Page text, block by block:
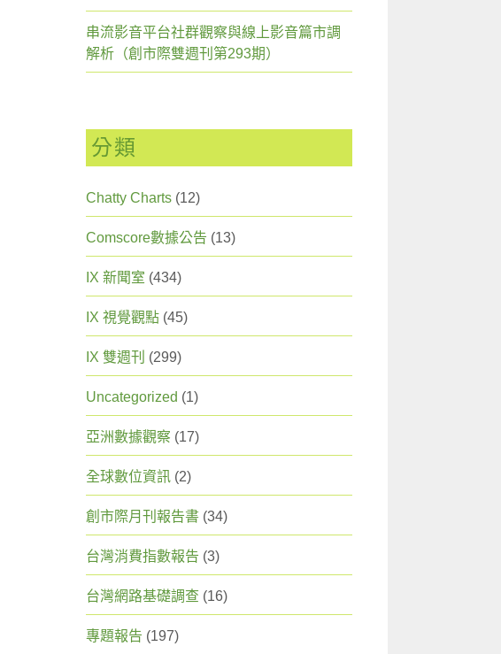
串流影音平台社群觀察與線上影音篇市調
解析（創市際雙週刊第293期）
分類
Chatty Charts (12)
Comscore數據公告 (13)
IX 新聞室 (434)
IX 視覺觀點 (45)
IX 雙週刊 (299)
Uncategorized (1)
亞洲數據觀察 (17)
全球數位資訊 (2)
創市際月刊報告書 (34)
台灣消費指數報告 (3)
台灣網路基礎調查 (16)
專題報告 (197)